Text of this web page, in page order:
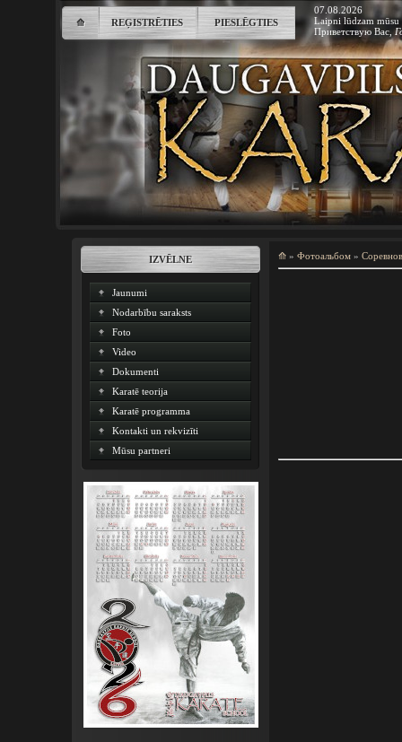
⟰ REĢISTRĒTIES PIESLĒGTIES
07.08.2026
Laipni lūdzam mūsu
Приветствую Вас ,
IZVĒLNE
Jaunumi
Nodarbību saraksts
Foto
Video
Dokumenti
Karatē teorija
Karatē programma
Kontakti un rekvizīti
Mūsu partneri
⟰ » Фотоальбом »